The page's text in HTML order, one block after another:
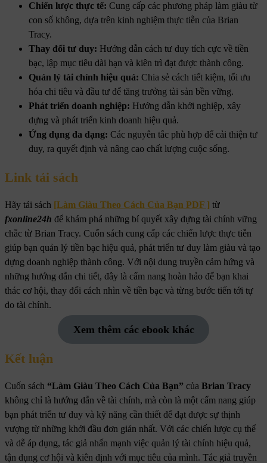
Chiến lược thực tế: Cung cấp các phương pháp làm giàu từ
con số không, dựa trên kinh nghiệm thực tiễn của Brian
Tracy.
Thay đổi tư duy: Hướng dẫn cách tư duy tích cực về tiền
bạc, lập mục tiêu dài hạn và kiên trì đạt được thành công.
Quản lý tài chính hiệu quả: Chia sẻ cách tiết kiệm, tối ưu
hóa chi tiêu và đầu tư để tăng trưởng tài sản bền vững.
Phát triển doanh nghiệp: Hướng dẫn khởi nghiệp, xây
dựng và phát triển kinh doanh hiệu quả.
Ứng dụng đa dạng: Các nguyên tắc phù hợp để cải thiện tư
duy, ra quyết định và nâng cao chất lượng cuộc sống.
Link tải sách
Hãy tải sách [Làm Giàu Theo Cách Của Bạn PDF ] từ
fxonline24h để khám phá những bí quyết xây dựng tài chính vững
chắc từ Brian Tracy. Cuốn sách cung cấp các chiến lược thực tiễn
giúp bạn quản lý tiền bạc hiệu quả, phát triển tư duy làm giàu và tạo
dựng doanh nghiệp thành công. Với nội dung truyền cảm hứng và
những hướng dẫn chi tiết, đây là cẩm nang hoàn hảo để bạn khai
thác cơ hội, thay đổi cách nhìn về tiền bạc và từng bước tiến tới tự
do tài chính.
Xem thêm các ebook khác
Kết luận
Cuốn sách “Làm Giàu Theo Cách Của Bạn” của Brian Tracy
không chỉ là hướng dẫn về tài chính, mà còn là một cẩm nang giúp
bạn phát triển tư duy và kỹ năng cần thiết để đạt được sự thịnh
vượng từ những khởi đầu đơn giản nhất. Với các chiến lược cụ thể
và dễ áp dụng, tác giả nhấn mạnh việc quản lý tài chính hiệu quả,
tận dụng cơ hội và kiên định với mục tiêu của mình. Tác giả truyền